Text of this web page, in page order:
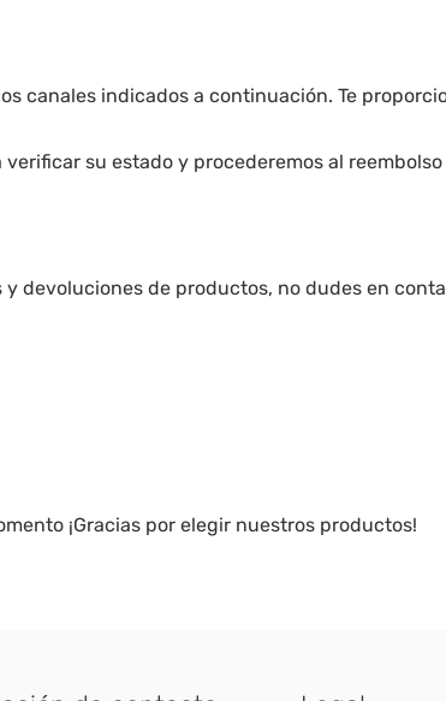
canales indicados a continuación. Te
su estado y procederemos al
devoluciones de productos, no dudes en
¡Gracias por elegir nuestros productos!